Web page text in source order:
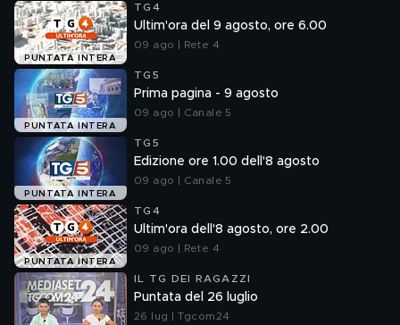
PUNTATA INTERA
TG4
Ultim'ora del 9 agosto, ore 6.00
09 ago | Rete 4
PUNTATA INTERA
TG5
Prima pagina - 9 agosto
09 ago | Canale 5
PUNTATA INTERA
TG5
Edizione ore 1.00 dell'8 agosto
09 ago | Canale 5
PUNTATA INTERA
TG4
Ultim'ora dell'8 agosto, ore 2.00
09 ago | Rete 4
IL TG DEI RAGAZZI
Puntata del 26 luglio
26 lug | Tgcom24